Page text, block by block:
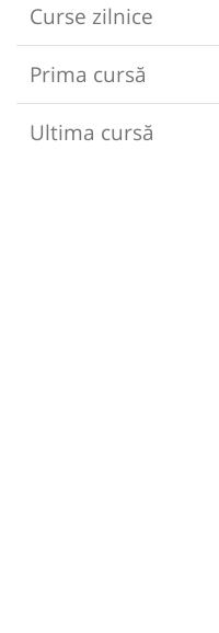
Curse zilnice
Prima cursă
Ultima cursă